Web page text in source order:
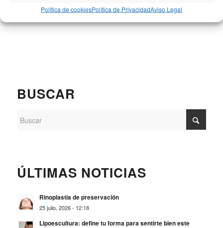
Política de cookiesPolítica de PrivacidadAviso Legal
BUSCAR
ÚLTIMAS NOTICIAS
Rinoplastia de preservación
25 julio, 2026 - 12:18
Lipoescultura: define tu forma para sentirte bien este